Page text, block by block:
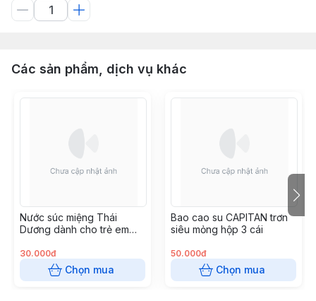
Các sản phẩm, dịch vụ khác
Nước súc miệng Thái
Dương dành cho trẻ em
30.000đ
Chọn mua
Bao cao su CAPITAN trơn
siêu mỏng hộp 3 cái
50.000đ
Chọn mua